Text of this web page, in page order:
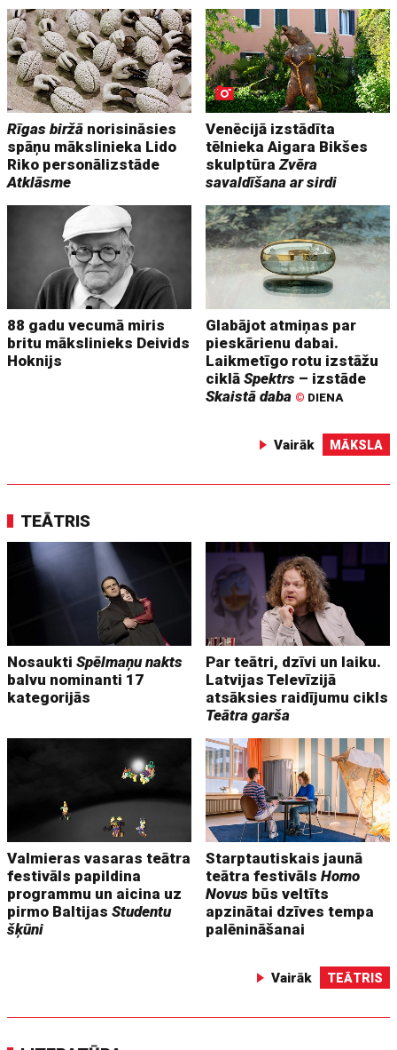
Rīgas biržā norisināsies
spāņu mākslinieka Lido
Riko personālizstāde
Atklāsme
Venēcijā izstādīta
tēlnieka Aigara Bikšes
skulptūraZvēra
savaldīšana ar sirdi
88 gadu vecumā miris
britu mākslinieks Deivids
Hoknijs
Glabājot atmiņas par
pieskārienu dabai.
Laikmetīgo rotu izstāžu
ciklāSpektrs – izstāde
Skaistā daba © DIENA
Vairāk MĀKSLA
TEĀTRIS
NosauktiSpēlmaņu nakts
balvu nominanti 17
kategorijās
Par teātri, dzīvi un laiku.
Latvijas Televīzijā
atsāksies raidījumu cikls
Teātra garša
Valmieras vasaras teātra
festivāls papildina
programmu un aicina uz
pirmo BaltijasStudentu
šķūni
Starptautiskais jaunā
teātra festivālsHomo
Novus būs veltīts
apzinātai dzīves tempa
palēnināšanai
Vairāk TEĀTRIS